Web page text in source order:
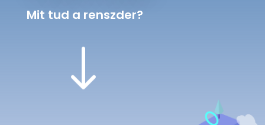
Mit tud a renszder?
"